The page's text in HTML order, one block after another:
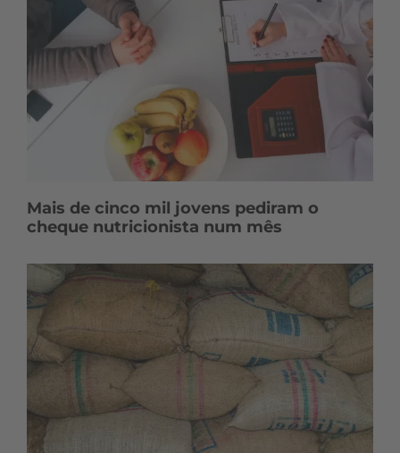
Mais de cinco mil jovens pediram o
cheque nutricionista num mês